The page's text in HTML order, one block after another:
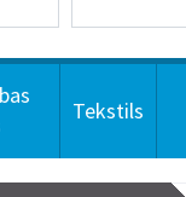
Tekstils